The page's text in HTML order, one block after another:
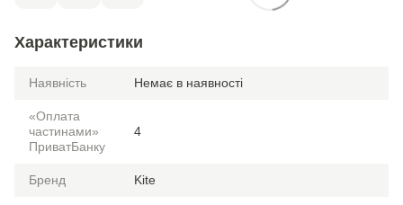
Характеристики
Наявність Немає в наявності
«Оплата
частинами»
ПриватБанку
4
Бренд Kite